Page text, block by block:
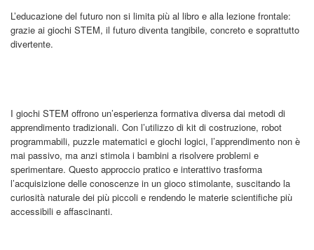
L’educazione del futuro non si limita più al libro e alla lezione frontale:
grazie ai giochi STEM, il futuro diventa tangibile, concreto e soprattutto
divertente.
I giochi STEM offrono un’esperienza formativa diversa dai metodi di
apprendimento tradizionali. Con l’utilizzo di kit di costruzione, robot
programmabili, puzzle matematici e giochi logici, l’apprendimento non è
mai passivo, ma anzi stimola i bambini a risolvere problemi e
sperimentare. Questo approccio pratico e interattivo trasforma
l’acquisizione delle conoscenze in un gioco stimolante, suscitando la
curiosità naturale dei più piccoli e rendendo le materie scientifiche più
accessibili e affascinanti.